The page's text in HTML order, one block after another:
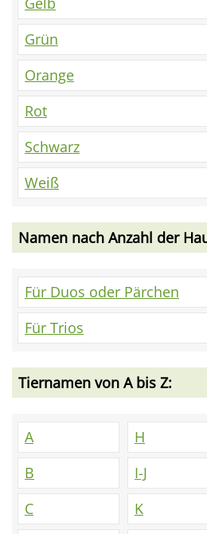
Grün
Orange
Rot
Schwarz
Weiß
Namen nach Anzahl der
Für Duos oder Pärchen
Für Trios
Tiernamen von A bis Z:
A
B
C
H
I-J
K